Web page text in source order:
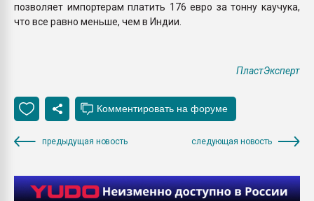
позволяет импортерам платить 176 евро за тонну каучука,
что все равно меньше, чем в Индии.
ПластЭксперт
предыдущая новость следующая новость